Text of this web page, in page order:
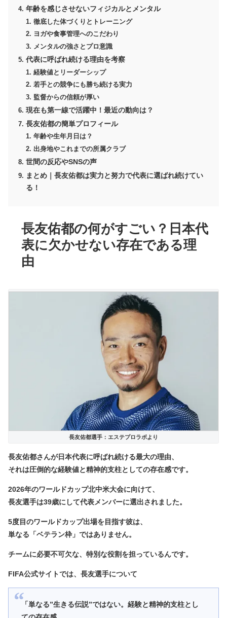
年齢を感じさせないフィジカルとメンタル
徹底した体づくりとトレーニング
ヨガや食事管理へのこだわり
メンタルの強さとプロ意識
代表に呼ばれ続ける理由を考察
経験値とリーダーシップ
若手との競争にも勝ち続ける実力
監督からの信頼が厚い
現在も第一線で活躍中！最近の動向は？
長友佑都の簡単プロフィール
年齢や生年月日は？
出身地やこれまでの所属クラブ
世間の反応やSNSの声
まとめ｜長友佑都は実力と努力で代表に選ばれ続けてい
る！
長友佑都の何がすごい？日本代
表に欠かせない存在である理
由
長友佑都選手：エステプロラボより
長友佑都さんが日本代表に呼ばれ続ける最大の理由、
それは圧倒的な経験値と精神的支柱としての存在感です。
2026年のワールドカップ北中米大会に向けて、
長友選手は39歳にして代表メンバーに選出されました。
5度目のワールドカップ出場を目指す彼は、
単なる「ベテラン枠」ではありません。
チームに必要不可欠な、特別な役割を担っているんです。
FIFA公式サイトでは、長友選手について
「単なる”生きる伝説”ではない。経験と精神的支柱とし